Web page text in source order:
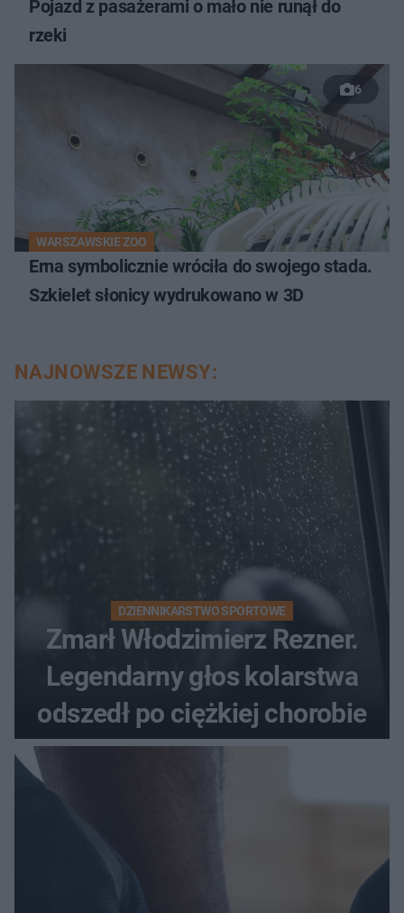
Pojazd z pasażerami o mało nie runął do
rzeki
6
WARSZAWSKIE ZOO
Erna symbolicznie wróciła do swojego stada.
Szkielet słonicy wydrukowano w 3D
NAJNOWSZE NEWSY:
DZIENNIKARSTWO SPORTOWE
Zmarł Włodzimierz Rezner.
Legendarny głos kolarstwa
odszedł po ciężkiej chorobie